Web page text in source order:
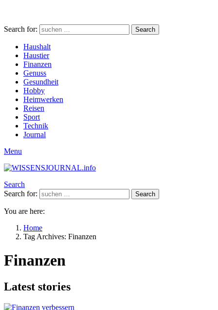
Search for: Search
Haushalt
Haustier
Finanzen
Genuss
Gesundheit
Hobby
Heimwerken
Reisen
Sport
Technik
Journal
Menu
Search
Search for:
Search
You are here:
Home
Tag Archives: Finanzen
Finanzen
Latest stories